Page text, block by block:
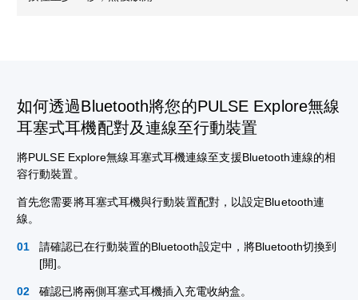
如何透過Bluetooth將您的PULSE Explore無線
耳塞式耳機配對及連線至行動裝置
將PULSE Explore無線耳塞式耳機連線至支援Bluetooth連線的相
容行動裝置。
首先您需要將耳塞式耳機與行動裝置配對，以設定Bluetooth連
線。
請確認已在行動裝置的Bluetooth設定中，將Bluetooth切換到
[開]。
確認已將兩側耳塞式耳機插入充電收納盒。